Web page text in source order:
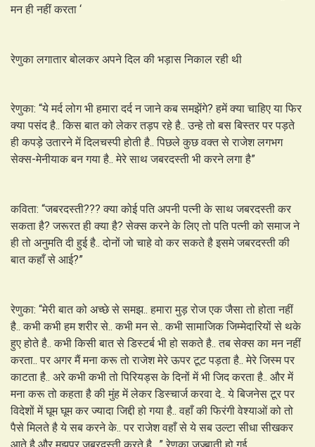
मन ही नहीं करता ‘
रेणुका लगातार बोलकर अपने दिल की भड़ास निकाल रही थी
रेणुका: “ये मर्द लोग भी हमारा दर्द न जाने कब समझेंगे? हमें क्या चाहिए या फिर
क्या पसंद है.. किस बात को लेकर तड़प रहे है.. उन्हे तो बस बिस्तर पर पड़ते
ही कपड़े उतारने में दिलचस्पी होती है.. पिछले कुछ वक्त से राजेश लगभग
सेक्स-मेनीयाक बन गया है.. मेरे साथ जबरदस्ती भी करने लगा है”
कविता: “जबरदस्ती??? क्या कोई पति अपनी पत्नी के साथ जबरदस्ती कर
सकता है? जरूरत ही क्या है? सेक्स करने के लिए तो पति पत्नी को समाज ने
ही तो अनुमति दी हुई है.. दोनों जो चाहे वो कर सकते है इसमे जबरदस्ती की
बात कहाँ से आई?”
रेणुका: “मेरी बात को अच्छे से समझ.. हमारा मुड़ रोज एक जैसा तो होता नहीं
है.. कभी कभी हम शरीर से.. कभी मन से.. कभी सामाजिक जिम्मेदारियों से थके
हुए होते है.. कभी किसी बात से डिस्टर्ब भी हो सकते है.. तब सेक्स का मन नहीं
करता.. पर अगर मैं मना करू तो राजेश मेरे ऊपर टूट पड़ता है.. मेरे जिस्म पर
काटता है.. अरे कभी कभी तो पिरियड्स के दिनों में भी जिद करता है.. और में
मना करू तो कहता है की मुंह में लेकर डिस्चार्ज करवा दे.. ये बिजनेस टूर पर
विदेशों में घूम घूम कर ज्यादा जिद्दी हो गया है.. वहाँ की फिरंगी वेश्याओं को तो
पैसे मिलते है ये सब करने के.. पर राजेश वहाँ से ये सब उल्टा सीधा सीखकर
आते है और मुझपर जबरदस्ती करते है.. ” रेणुका जज्बाती हो गई